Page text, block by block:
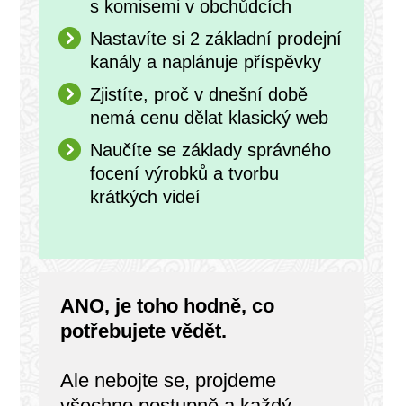
s komisemi v obchůdcích
Nastavíte si 2 základní prodejní
kanály a naplánuje příspěvky
Zjistíte, proč v dnešní době
nemá cenu dělat klasický web
Naučíte se základy správného
focení výrobků a tvorbu
krátkých videí
ANO, je toho hodně, co
potřebujete vědět.
Ale nebojte se, projdeme